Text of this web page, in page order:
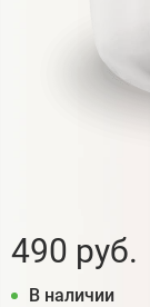
490 руб.
В наличии